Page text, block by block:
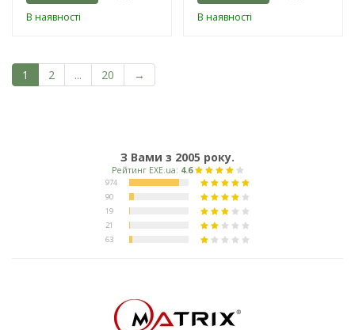
В наявності В наявності
1 2 ... 20 →
З Вами з 2005 року.